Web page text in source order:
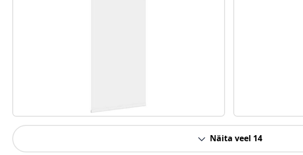
Näita veel 14